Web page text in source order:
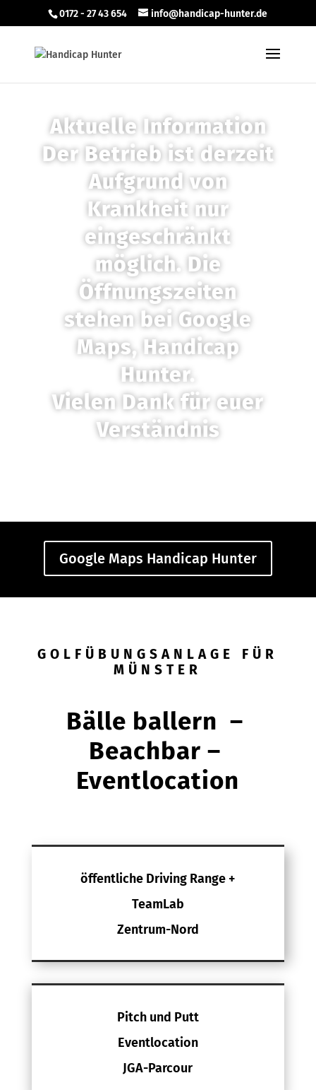
0172 - 27 43 654 info@handicap-hunter.de
Aktuelle Information
Der Betrieb ist derzeit
Aufgrund von
Krankheit nur
eingeschränkt
möglich. Die
Öffnungszeiten
stehen bei Google
Maps, Handicap
Hunter.
Vielen Dank für euer
Verständnis
Google Maps Handicap Hunter
GOLFÜBUNGSANLAGE FÜR
MÜNSTER
Bälle ballern –
Beachbar –
Eventlocation
öffentliche Driving Range +
TeamLab
Zentrum-Nord
Pitch und Putt
Eventlocation
JGA-Parcour